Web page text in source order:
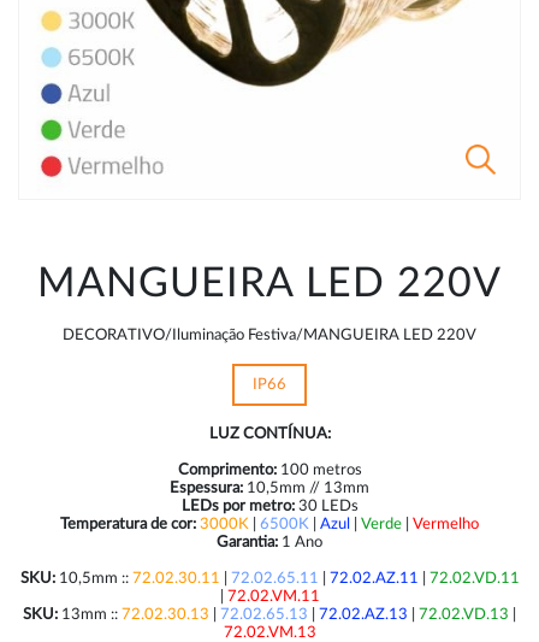
MANGUEIRA LED 220V
DECORATIVO/Iluminação Festiva/MANGUEIRA LED 220V
IP66
LUZ CONTÍNUA:
Comprimento:100 metros
Espessura: 10,5mm // 13mm
LEDs por metro:30 LEDs
Temperatura de cor: 3000K 6500K Azul Verde
Vermelho
Garantia: 1 Ano
SKU:10,5mm :: 72.02.30.11 72.02.65.11 72.02.AZ.11
72.02.VD.11
72.02.VM.11
SKU: 13mm :: 72.02.30.13 72.02.65.13 72.02.AZ.13 72.02.VD.13
72.02.VM.13